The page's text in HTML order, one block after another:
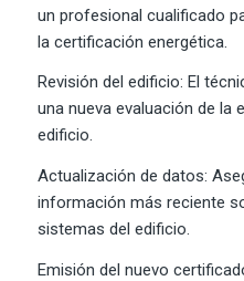
un profesional cualificado
la certificación energética.
Revisión del edificio: El
una nueva evaluación de la
edificio.
Actualización de datos:
información más reciente
sistemas del edificio.
Emisión del nuevo